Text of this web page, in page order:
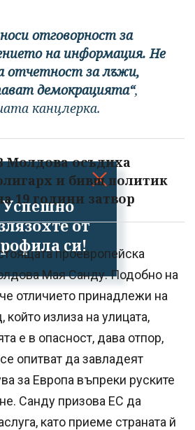
Успешно
от
си!
отговорност за
на информация. Не
отчетност за лъжи,
демокрацията“,
канцлерка.
Молдова осъдиха
и бивш политик
19 години затвор
проевропейска
Мая Санду. Подобно на
отличието принадлежи на
излиза на улицата,
е в опасност, дава отпор,
опитват да завладеят
за Европа въпреки руските
Санду призова ЕС да
като приеме страната й